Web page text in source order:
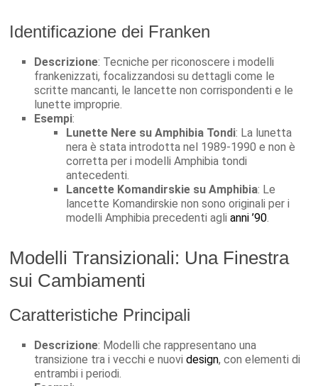
Identificazione dei Franken
Descrizione: Tecniche per riconoscere i modelli
frankenizzati, focalizzandosi su dettagli come le
scritte mancanti, le lancette non corrispondenti e le
lunette improprie.
Esempi:
Lunette Nere su Amphibia Tondi: La lunetta
nera è stata introdotta nel 1989-1990 e non è
corretta per i modelli Amphibia tondi
antecedenti.
Lancette Komandirskie su Amphibia: Le
lancette Komandirskie non sono originali per i
modelli Amphibia precedenti aglianni ’90.
Modelli Transizionali: Una Finestra
sui Cambiamenti
Caratteristiche Principali
Descrizione: Modelli che rappresentano una
transizione tra i vecchi e nuovidesign, con elementi di
entrambi i periodi.